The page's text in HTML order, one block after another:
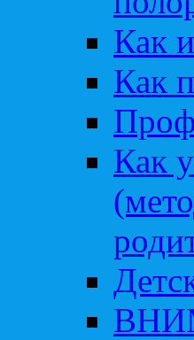
Как
Как
Как